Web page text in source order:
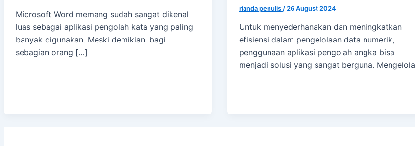
Microsoft Word memang sudah sangat dikenal
luas sebagai aplikasi pengolah kata yang paling
banyak digunakan. Meski demikian, bagi
sebagian orang […]
rianda penulis / 26 August 2024
Untuk menyederhanakan dan meningkatkan
efisiensi dalam pengelolaan data numerik,
penggunaan aplikasi pengolah angka bisa
menjadi solusi yang sangat berguna. Mengelola